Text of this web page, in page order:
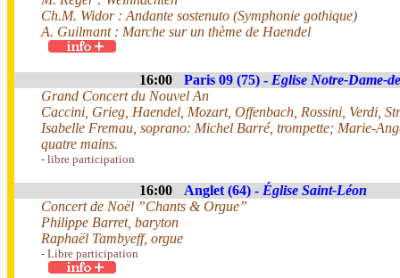
Ch.M. Widor : Andante sostenuto (Symphonie gothique)
A. Guilmant : Marche sur un thème de Haendel
16:00 Paris 09 (75) - Eglise Notre-Dame-
Grand Concert du Nouvel An
Caccini, Grieg, Haendel, Mozart, Offenbach, Rossini, Verdi,
Isabelle Fremau, soprano: Michel Barré, trompette; Marie-
quatre mains.
- libre participation
16:00 Anglet (64) - Église Saint-Léon
Concert de Noël ”Chants & Orgue”
Philippe Barret, baryton
Raphaël Tambyeff, orgue
- Libre participation